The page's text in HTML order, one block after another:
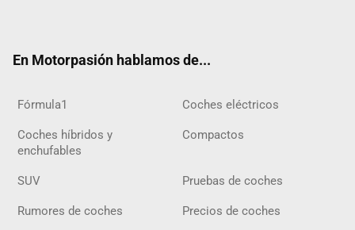
En Motorpasión hablamos de...
Fórmula1 Coches eléctricos
Coches híbridos y
enchufables
Compactos
SUV Pruebas de coches
Rumores de coches Precios de coches